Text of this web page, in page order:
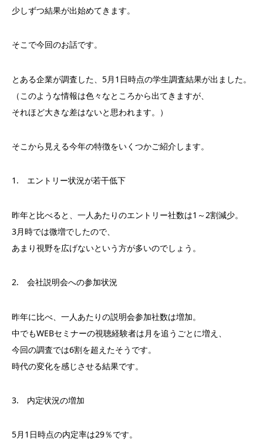
少しずつ結果が出始めてきます。
そこで今回のお話です。
とある企業が調査した、5月1日時点の学生調査結果が出ました。
（このような情報は色々なところから出てきますが、
それほど大きな差はないと思われます。）
そこから見える今年の特徴をいくつかご紹介します。
1. エントリー状況が若干低下
昨年と比べると、一人あたりのエントリー社数は1～2割減少。
3月時では微増でしたので、
あまり視野を広げないという方が多いのでしょう。
2. 会社説明会への参加状況
昨年に比べ、一人あたりの説明会参加社数は増加。
中でもWEBセミナーの視聴経験者は月を追うごとに増え、
今回の調査では6割を超えたそうです。
時代の変化を感じさせる結果です。
3. 内定状況の増加
5月1日時点の内定率は29％です。